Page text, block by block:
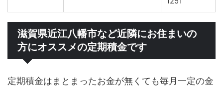
滋賀県近江八幡市など近隣にお住まいの
方にオススメの定期積金です
定期積金はまとまったお金が無くても毎月一定の金